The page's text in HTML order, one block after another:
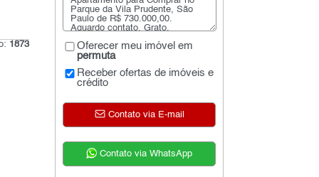
1873
Oferecer meu imóvel em
permuta
Receber ofertas de imóveis e
crédito
Contato via E-mail
Contato via WhatsApp